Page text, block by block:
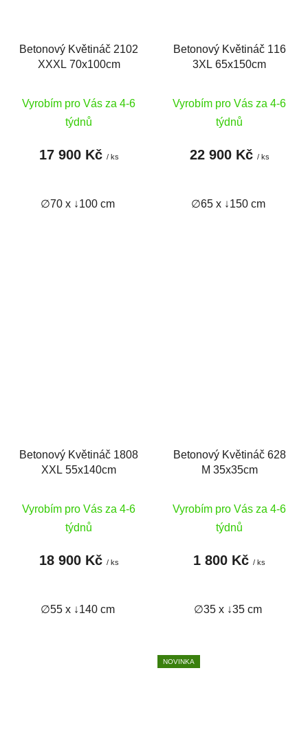
Betonový Květináč 2102
XXXL 70x100cm
Vyrobím pro Vás za 4-6
týdnů
17 900 Kč / ks
∅70 x ↓100 cm
Betonový Květináč 116
3XL 65x150cm
Vyrobím pro Vás za 4-6
týdnů
22 900 Kč / ks
∅65 x ↓150 cm
Betonový Květináč 1808
XXL 55x140cm
Vyrobím pro Vás za 4-6
týdnů
18 900 Kč / ks
∅55 x ↓140 cm
Betonový Květináč 628
M 35x35cm
Vyrobím pro Vás za 4-6
týdnů
1 800 Kč / ks
∅35 x ↓35 cm
NOVINKA